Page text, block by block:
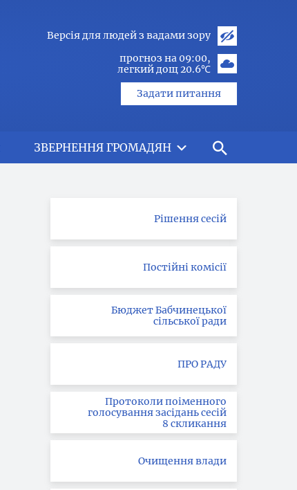
Версія для людей з вадами зору
прогноз на 09:00
легкий дощ 20.6℃
Задати питання
ЗВЕРНЕННЯ ГРОМАДЯН
Рішення сесій
Постійні комісії
Бюджет Бабчинецької
сільської ради
ПРО РАДУ
Протоколи поіменного
голосування засідань сесій
8 скликання
Очищення влади